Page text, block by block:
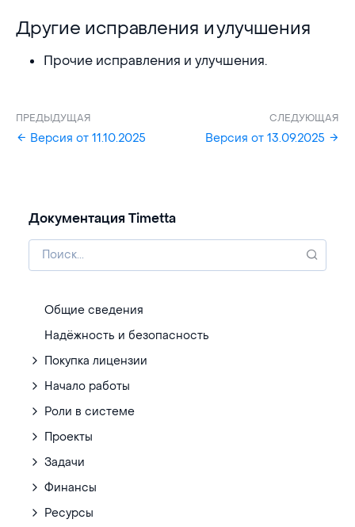
Документация Timetta
Общие сведения
Надёжность и безопасность
Покупка лицензии
Начало работы
Роли в системе
Проекты
Задачи
Финансы
Ресурсы
Другие исправления и улучшения
Другие исправления и улучшения
Прочие исправления и улучшения.
ПРЕДЫДУЩАЯ
Версия от 11.10.2025
СЛЕДУЮЩАЯ
Версия от 13.09.2025